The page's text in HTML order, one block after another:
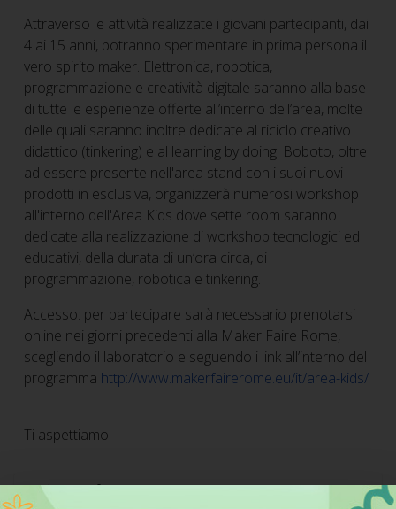
Attraverso le attività realizzate i giovani partecipanti, dai
4 ai 15 anni, potranno sperimentare in prima persona il
vero spirito maker. Elettronica, robotica,
programmazione e creatività digitale saranno alla base
di tutte le esperienze offerte all’interno dell’area, molte
delle quali saranno inoltre dedicate al riciclo creativo
didattico (tinkering) e al learning by doing. Boboto, oltre
ad essere presente nell'area stand con i suoi nuovi
prodotti in esclusiva, organizzerà numerosi workshop
all'interno dell'Area Kids dove sette room saranno
dedicate alla realizzazione di workshop tecnologici ed
educativi, della durata di un’ora circa, di
programmazione, robotica e tinkering.
Accesso: per partecipare sarà necessario prenotarsi
online nei giorni precedenti alla Maker Faire Rome,
scegliendo il laboratorio e seguendo i link all’interno del
programma http://www.makerfairerome.eu/it/area-kids/
Ti aspettiamo!
Categorie